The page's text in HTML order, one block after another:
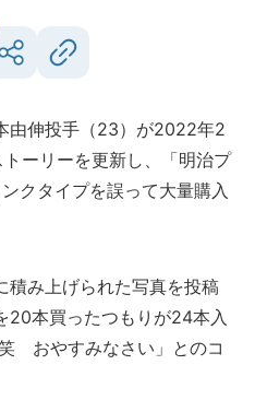
由伸投手（23）が2022年2
ーリーを更新し、「明治プ
クタイプを誤って大量購入
み上げられた写真を投稿
20本買ったつもりが24本入
おやすみなさい」とのコ